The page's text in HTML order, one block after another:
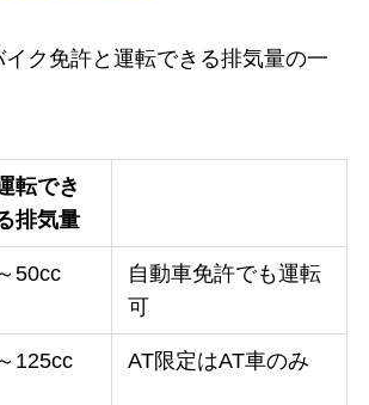
イク免許と運転できる排気量の一
転でき
排気量
50cc
自動車免許でも運転
可
125cc AT限定はAT車のみ